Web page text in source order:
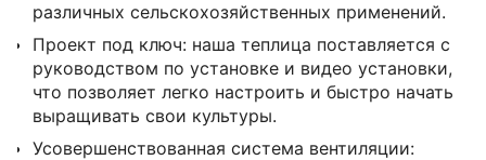
различных сельскохозяйственных применений.
Проект под ключ: наша теплица поставляется с
руководством по установке и видео установки,
что позволяет легко настроить и быстро начать
выращивать свои культуры.
Усовершенствованная система вентиляции: